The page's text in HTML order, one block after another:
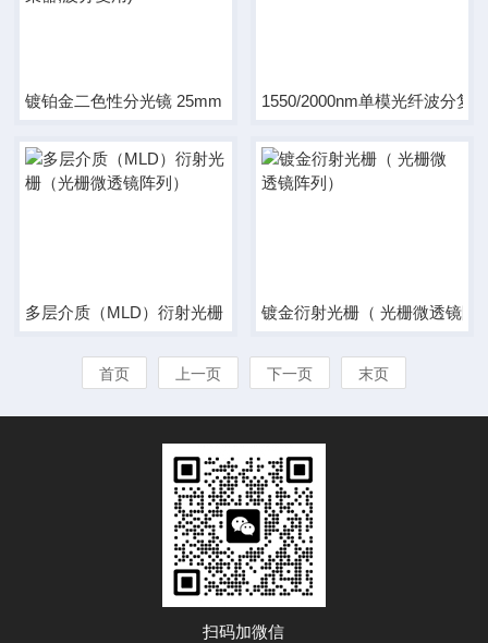
镀铂金二色性分光镜 25mm dia X 3 mm ( 分束/合束器,波分复用)
1550/2000nm单模光纤波分复
多层介质（MLD）衍射光栅（光栅微透镜阵列） 镀金衍射光栅（ 光栅微透
首页 上一页 下一页 末页
扫码加微信